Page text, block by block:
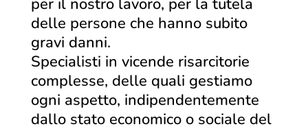
delle persone che hanno subito
gravi danni.
Specialisti in vicende risarcitorie
complesse, delle quali gestiamo
ogni aspetto, indipendentemente
dallo stato economico o sociale del